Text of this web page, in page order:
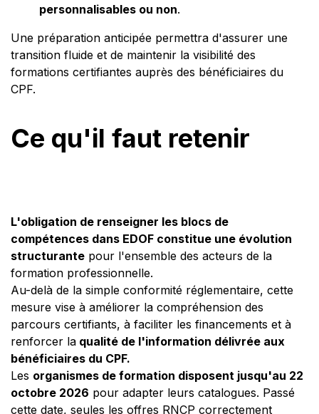
personnalisables ou non.
Une préparation anticipée permettra d'assurer une
transition fluide et de maintenir la visibilité des
formations certifiantes auprès des bénéficiaires du
CPF.
Ce qu'il faut retenir
L'obligation de renseigner les blocs de
compétences dans EDOF constitue une évolution
structurante pour l'ensemble des acteurs de la
formation professionnelle.
Au-delà de la simple conformité réglementaire, cette
mesure vise à améliorer la compréhension des
parcours certifiants, à faciliter les financements et à
renforcer la qualité de l'information délivrée aux
bénéficiaires du CPF.
Les organismes de formation disposent jusqu'au 22
octobre 2026 pour adapter leurs catalogues. Passé
cette date, seules les offres RNCP correctement